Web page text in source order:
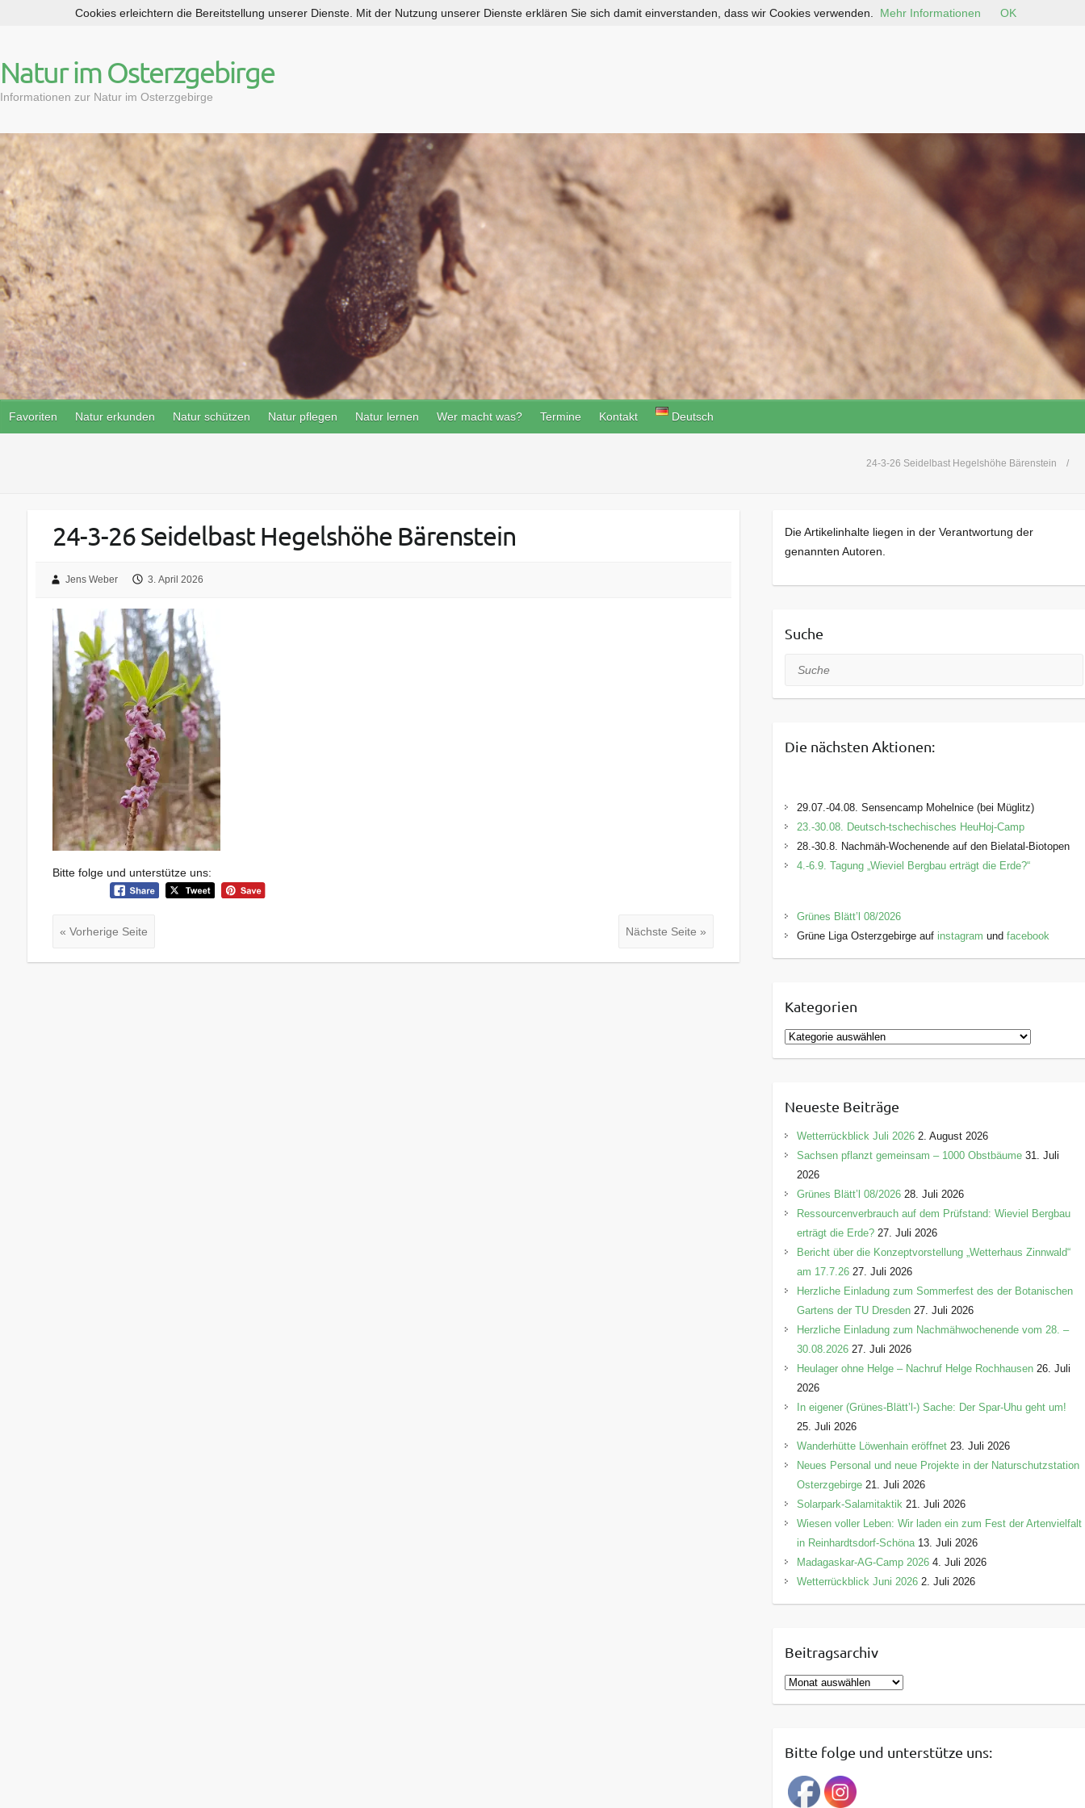
p
t
c
o
n
t
e
n
t
Natur im Osterzgebirge
Informationen zur Natur im Osterzgebirge
Favoriten Natur erkunden Natur schützen Natur pflegen Natur lernen Wer macht was? Termine Kontakt Deutsch
24-3-26 Seidelbast Hegelshöhe Bärenstein
24-3-26 Seidelbast Hegelshöhe Bärenstein
Jens Weber 3. April 2026
Bitte folge und unterstütze uns:
« Vorherige Seite Nächste Seite »
Die Artikelinhalte liegen in der Verantwortung der
genannten Autoren.
Suche
Suche
Die nächsten Aktionen:
29.07.-04.08. Sensencamp Mohelnice (bei Müglitz)
23.-30.08. Deutsch-tschechisches HeuHoj-Camp
28.-30.8. Nachmäh-Wochenende auf den Bielatal-Biotopen
4.-6.9. Tagung „Wieviel Bergbau erträgt die Erde?“
Grünes Blätt’l 08/2026
Grüne Liga Osterzgebirge auf instagram und facebook
Kategorien
K
a
g
o
r
e
n
Neueste Beiträge
Wetterrückblick Juli 2026 2. August 2026
Sachsen pflanzt gemeinsam – 1000 Obstbäume 31. Juli
2026
Grünes Blätt’l 08/2026 28. Juli 2026
Ressourcenverbrauch auf dem Prüfstand: Wieviel Bergbau
erträgt die Erde? 27. Juli 2026
Bericht über die Konzeptvorstellung „Wetterhaus Zinnwald“
am 17.7.26 27. Juli 2026
Herzliche Einladung zum Sommerfest des der Botanischen
Gartens der TU Dresden 27. Juli 2026
Herzliche Einladung zum Nachmähwochenende vom 28. –
30.08.2026 27. Juli 2026
Heulager ohne Helge – Nachruf Helge Rochhausen 26. Juli
2026
In eigener (Grünes-Blätt’l-) Sache: Der Spar-Uhu geht um!
25. Juli 2026
Wanderhütte Löwenhain eröffnet 23. Juli 2026
Neues Personal und neue Projekte in der Naturschutzstation
Osterzgebirge 21. Juli 2026
Solarpark-Salamitaktik 21. Juli 2026
Wiesen voller Leben: Wir laden ein zum Fest der Artenvielfalt
in Reinhardtsdorf-Schöna 13. Juli 2026
Madagaskar-AG-Camp 2026 4. Juli 2026
Wetterrückblick Juni 2026 2. Juli 2026
Beitragsarchiv
B
e
r
g
Bitte folge und unterstütze uns:
Cookies erleichtern die Bereitstellung unserer Dienste. Mit der Nutzung unserer Dienste erklären Sie sich damit einverstanden, dass wir Cookies verwenden. Mehr Informationen OK